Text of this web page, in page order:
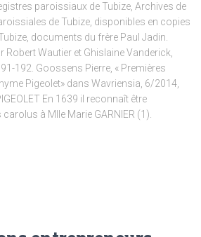
paroissiaux de Tubize, Archives de
de Tubize, disponibles en copies
documents du frère Paul Jadin.
Robert Wautier et Ghislaine Vanderick,
192. Goossens Pierre, « Premières
Pigeolet» dans Wavriensia, 6/2014,
En 1639 il reconnaît être
à Mlle Marie GARNIER (1).